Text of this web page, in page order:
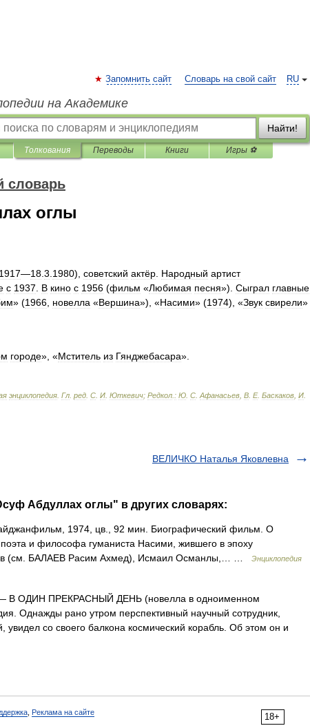
RU
Запомнить сайт Словарь на свой сайт
на Академике
Найти!
Толкования Переводы Книги Игры ⚽
словарь
оглы
1917—18 3 1980), советский актёр Народный артист
с 1937 В кино с 1956 (фильм «Любимая песня»). Сыграл главные
» (1966 новелла «Вершина»), «Насими» (1974), «Звук свирели»
городе», «Мститель из Гянджебасара».
энциклопедия Гл ред С И Юткевич; Редкол : Ю С Афанасьев В Е. Баскаков И
ВЕЛИЧКО Наталья Яковлевна
Абдуллах оглы" в других словарях:
1974, цв., 92 мин. Биографический фильм. О
поэта и философа гуманиста Насими, жившего в эпоху
(см. БАЛАЕВ Расим Ахмед), Исмаил Османлы,… …
Энциклопедия
В ОДИН ПРЕКРАСНЫЙ ДЕНЬ (новелла в одноименном
Однажды рано утром перспективный научный сотрудник,
увидел со своего балкона космический корабль. Об этом он и
18+
Реклама на сайте